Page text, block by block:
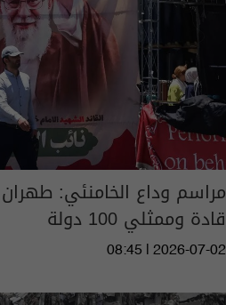
مراسم وداع الخامنئي:
قادة وممثلي 100 دولة
08:45 | 2026-07-02